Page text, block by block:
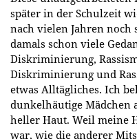
später in der Schulzeit
nach vielen Jahren noch
damals schon viele
Diskriminierung,
Diskriminierung und
etwas Alltägliches. Ich
dunkelhäutige Mädchen
heller Haut. Weil meine
war, wie die anderer